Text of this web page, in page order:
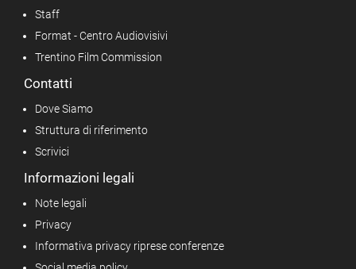
Staff
Format - Centro Audiovisivi
Trentino Film Commission
Contatti
Dove Siamo
Struttura di riferimento
Scrivici
Informazioni legali
Note legali
Privacy
Informativa privacy riprese conferenze